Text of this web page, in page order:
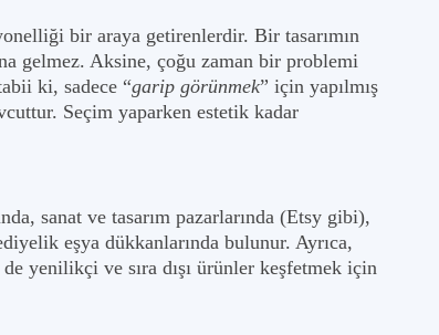
bir araya getirenlerdir. Bir tasarımın
gelmez. Aksine, çoğu zaman bir problemi
ki, sadece “garip görünmek” için yapılmış
Seçim yaparken estetik kadar
sanat ve tasarım pazarlarında (Etsy gibi),
eşya dükkanlarında bulunur. Ayrıca,
yenilikçi ve sıra dışı ürünler keşfetmek için